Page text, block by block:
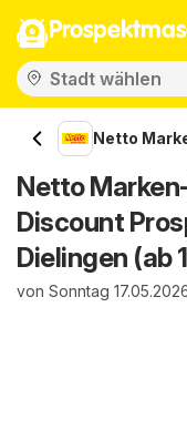
Netto
Netto
Discount
Dielingen (ab
von Sonntag